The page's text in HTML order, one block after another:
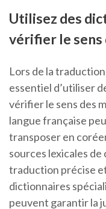
Utilisez des
vérifier le sens
Lors de la
essentiel d’utiliser
vérifier le sens des
langue française
transposer en
sources lexicales
traduction précise
dictionnaires
peuvent garantir la